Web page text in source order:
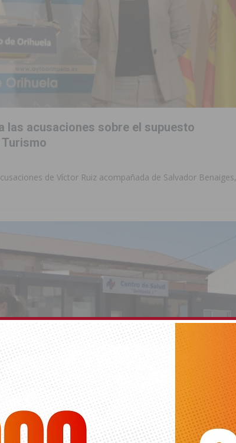
las acusaciones sobre el supuesto
de Víctor Ruiz acompañada de Salvador Benaiges,